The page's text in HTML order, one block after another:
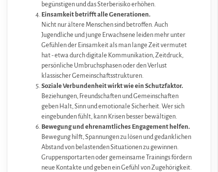
begünstigen und das Sterberisiko erhöhen.
Einsamkeit betrifft alle Generationen.
Nicht nur ältere Menschen sind betroffen. Auch
Jugendliche und junge Erwachsene leiden mehr unter
Gefühlen der Einsamkeit als man lange Zeit vermutet
hat - etwa durch digitale Kommunikation, Zeitdruck,
persönliche Umbruchsphasen oder den Verlust
klassischer Gemeinschaftsstrukturen.
Soziale Verbundenheit wirkt wie ein Schutzfaktor.
Beziehungen, Freundschaften und Gemeinschaften
geben Halt, Sinn und emotionale Sicherheit. Wer sich
eingebunden fühlt, kann Krisen besser bewältigen.
Bewegung und ehrenamtliches Engagement helfen.
Bewegung hilft, Spannungen zu lösen und gedanklichen
Abstand von belastenden Situationen zu gewinnen.
Gruppensportarten oder gemeinsame Trainings fördern
neue Kontakte und geben ein Gefühl von Zugehörigkeit.